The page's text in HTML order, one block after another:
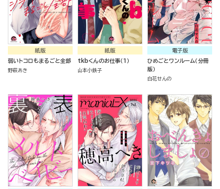
紙版
弱いトコロもまるごと全部
野萩あき
紙版
tkbくんのお仕事（１）
山本小鉄子
電子版
ひめごとワンルーム（分冊
版）
白花せんの